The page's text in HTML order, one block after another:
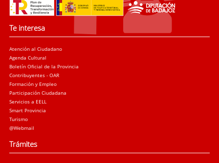
Te interesa
Atención al Ciudadano
Agenda Cultural
Boletín Oficial de la Provincia
Contribuyentes - OAR
Formación y Empleo
Participación Ciudadana
Servicios a EELL
Smart Provincia
Turismo
@Webmail
Trámites